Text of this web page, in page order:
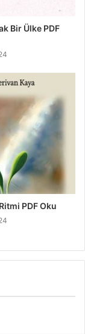
Bir Ülke PDF
PDF Oku